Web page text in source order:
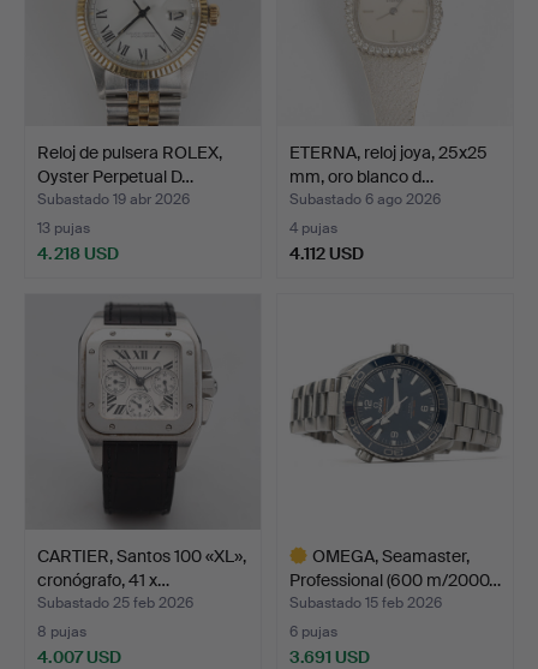
Reloj de pulsera ROLEX,
Oyster Perpetual D…
Subastado 19 abr 2026
13 pujas
4.218 USD
ETERNA, reloj joya, 25x25
mm, oro blanco d…
Subastado 6 ago 2026
4 pujas
4.112 USD
CARTIER, Santos 100 «XL»,
cronógrafo, 41 x…
Subastado 25 feb 2026
8 pujas
4.007 USD
OMEGA, Seamaster,
Professional (600 m/2000…
Subastado 15 feb 2026
6 pujas
3.691 USD